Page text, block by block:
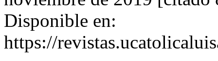
Disponible en:
https://